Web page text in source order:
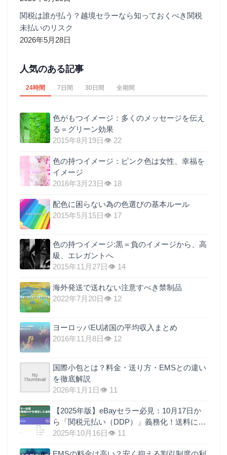
関税は誰が払う？越境セラーなら知っておくべき関税
未払いのリスク
2026年5月28日
人気のある記事
24時間 7日間 30日間 全期間
色がもつイメージ：多くのメッセージを伝え
る＝グリーン効果
2015年8月19日 👁 22
色の持つイメージ：ピンク色は女性、幸福を
イメージ
2016年3月23日 👁 18
配色に困らない為の色選びの基本ルール
2015年5月15日 👁 17
色の持つイメージ:黒＝負のイメージから、高
級、エレガントへ
2015年11月27日 👁 14
海外発送で送れない注意すべき禁制品
2022年7月20日 👁 12
ヨーロッパEU諸国の平均収入まとめ
2016年11月8日 👁 12
国際小包とは？料金・送り方・EMSとの違い
を徹底解説
2026年1月1日 👁 11
【2025年版】eBayセラー必見：10月17日か
ら「関税元払い（DDP）」義務化！送料に関
税を上乗せするのが最も現実的な理由
2025年10月16日 👁 11